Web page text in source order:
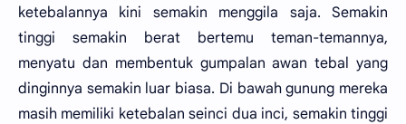
ketebalannya kini semakin menggila saja. Semakin
tinggi semakin berat bertemu teman-temannya,
menyatu dan membentuk gumpalan awan tebal yang
dinginnya semakin luar biasa. Di bawah gunung mereka
masih memiliki ketebalan seinci dua inci, semakin tinggi